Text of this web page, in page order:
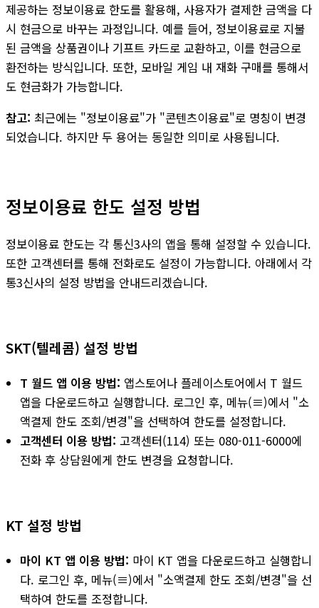
제공하는 정보이용료 한도를 활용해, 사용자가 결제한 금액을 다
시 현금으로 바꾸는 과정입니다. 예를 들어, 정보이용료로 지불
된 금액을 상품권이나 기프트 카드로 교환하고, 이를 현금으로
환전하는 방식입니다. 또한, 모바일 게임 내 재화 구매를 통해서
도 현금화가 가능합니다.
참고: 최근에는 "정보이용료"가 "콘텐츠이용료"로 명칭이 변경
되었습니다. 하지만 두 용어는 동일한 의미로 사용됩니다.
정보이용료 한도 설정 방법
정보이용료 한도는 각 통신3사의 앱을 통해 설정할 수 있습니다.
또한 고객센터를 통해 전화로도 설정이 가능합니다. 아래에서 각
통3신사의 설정 방법을 안내드리겠습니다.
SKT(텔레콤) 설정 방법
T 월드 앱 이용 방법: 앱스토어나 플레이스토어에서 T 월드
앱을 다운로드하고 실행합니다. 로그인 후, 메뉴(≡)에서 "소
액결제 한도 조회/변경"을 선택하여 한도를 설정합니다.
고객센터 이용 방법: 고객센터(114) 또는 080-011-6000에
전화 후 상담원에게 한도 변경을 요청합니다.
KT 설정 방법
마이 KT 앱 이용 방법: 마이 KT 앱을 다운로드하고 실행합니
다. 로그인 후, 메뉴(≡)에서 "소액결제 한도 조회/변경"을 선
택하여 한도를 조정합니다.